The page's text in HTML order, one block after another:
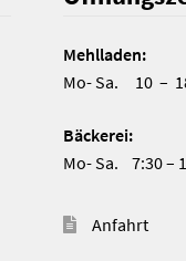
Mehlladen:
Mo- Sa. 10 –
Bäckerei:
Mo- Sa. 7:30 –
Anfahrt